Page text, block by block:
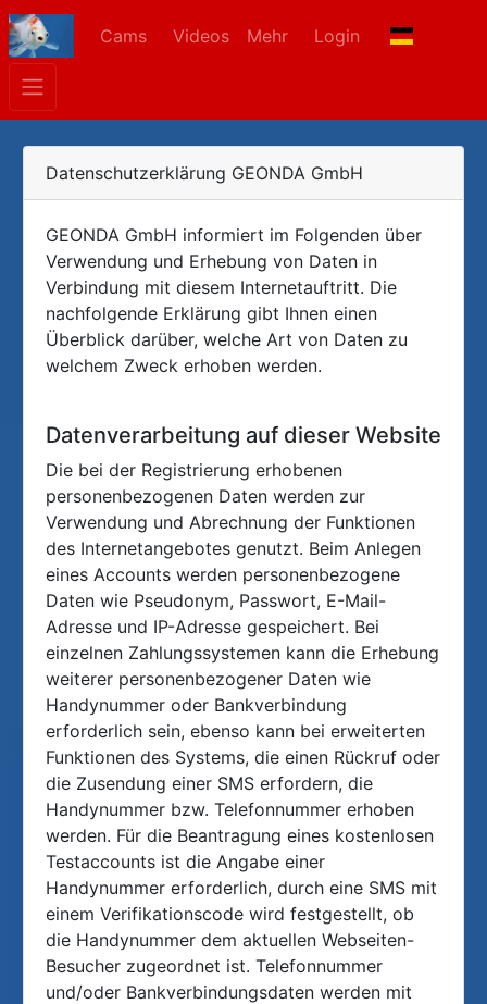
Cams Videos Mehr Login
Datenschutzerklärung GEONDA GmbH
GEONDA GmbH informiert im Folgenden über
Verwendung und Erhebung von Daten in
Verbindung mit diesem Internetauftritt. Die
nachfolgende Erklärung gibt Ihnen einen
Überblick darüber, welche Art von Daten zu
welchem Zweck erhoben werden.
Datenverarbeitung auf dieser Website
Die bei der Registrierung erhobenen
personenbezogenen Daten werden zur
Verwendung und Abrechnung der Funktionen
des Internetangebotes genutzt. Beim Anlegen
eines Accounts werden personenbezogene
Daten wie Pseudonym, Passwort, E-Mail-
Adresse und IP-Adresse gespeichert. Bei
einzelnen Zahlungssystemen kann die Erhebung
weiterer personenbezogener Daten wie
Handynummer oder Bankverbindung
erforderlich sein, ebenso kann bei erweiterten
Funktionen des Systems, die einen Rückruf oder
die Zusendung einer SMS erfordern, die
Handynummer bzw. Telefonnummer erhoben
werden. Für die Beantragung eines kostenlosen
Testaccounts ist die Angabe einer
Handynummer erforderlich, durch eine SMS mit
einem Verifikationscode wird festgestellt, ob
die Handynummer dem aktuellen Webseiten-
Besucher zugeordnet ist. Telefonnummer
und/oder Bankverbindungsdaten werden mit